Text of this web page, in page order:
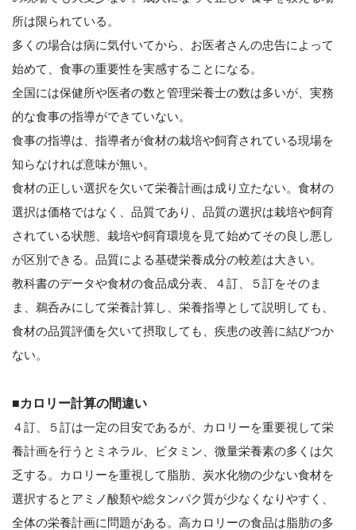
所は限られている。
多くの場合は病に気付いてから、お医者さんの忠告によって
始めて、食事の重要性を実感することになる。
全国には保健所や医者の数と管理栄養士の数は多いが、実務
的な食事の指導ができていない。
食事の指導は、指導者が食材の栽培や飼育されている現場を
知らなければ意味が無い。
食材の正しい選択を欠いて栄養計画は成り立たない。食材の
選択は価格ではなく、品質であり、品質の選択は栽培や飼育
されている状態、栽培や飼育環境を見て始めてその良し悪し
が区別できる。品質による基礎栄養成分の較差は大きい。
教科書のデータや食材の食品成分表、４訂、５訂をそのま
ま、鵜呑みにして栄養計算し、栄養指導として説明しても、
食材の品質評価を欠いて摂取しても、疾患の改善に結びつか
ない。
■カロリー計算の間違い
４訂、５訂は一定の目安であるが、カロリーを重要視して栄
養計画を行うとミネラル、ビタミン、微量栄養素の多くは欠
乏する。カロリーを重視して脂肪、炭水化物の少ない食材を
選択するとアミノ酸類や総タンパク質が少なくなりやすく、
全体の栄養計画に問題がある。高カロリーの食品は脂肪の多